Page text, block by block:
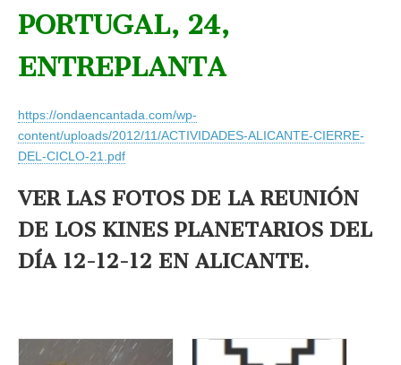
PORTUGAL, 24,
ENTREPLANTA
https://ondaencantada.com/wp-
content/uploads/2012/11/ACTIVIDADES-ALICANTE-CIERRE-
DEL-CICLO-21.pdf
VER LAS FOTOS DE LA REUNIÓN
DE LOS KINES PLANETARIOS DEL
DÍA 12-12-12 EN ALICANTE.